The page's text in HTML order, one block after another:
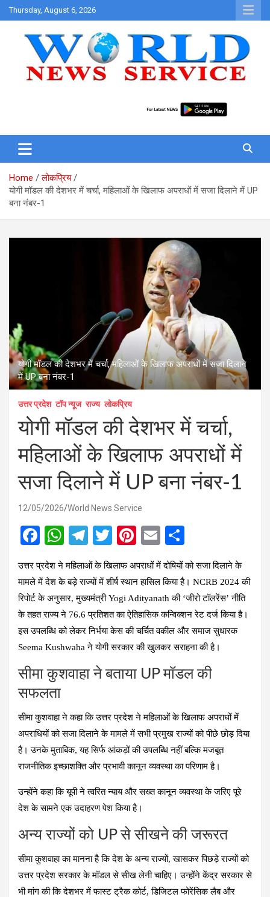
Skip
to
Thursday, August 6, 2026
Home
लोकप्रिय
योगी मॉडल की देशभर में चर्चा, महिलाओं के खिलाफ अपराधों में सजा दिलाने में UP
बना नंबर-1
योगी मॉडल की देशभर में चर्चा, महिलाओं के खिलाफ अपराधों में सजा दिलाने
में UP बना नंबर-1
उत्तर प्रदेश टॉप न्यूज राज्य लोकप्रिय
योगी मॉडल की देशभर में चर्चा,
महिलाओं के खिलाफ अपराधों में
सजा दिलाने में UP बना नंबर-1
12/05/2026 World News Service
F
a
ce
b
o
o
k
W
h
at
s
A
p
p
T
el
e
gr
a
m
T
tt
er
Pi
nt
er
es
t
E
m
ail
h
ar
e
उत्तर प्रदेश ने महिलाओं के खिलाफ अपराधों में दोषियों को सजा दिलाने के
मामले में देश के बड़े राज्यों में शीर्ष स्थान हासिल किया है। NCRB 2024 की
रिपोर्ट के अनुसार, मुख्यमंत्री Yogi Adityanath की ‘जीरो टॉलरेंस’ नीति
के तहत राज्य ने 76.6 प्रतिशत का ऐतिहासिक कन्विक्शन रेट दर्ज किया है।
इस उपलब्धि को लेकर निर्भया केस की चर्चित वकील और समाज सुधारक
Seema Kushwaha ने योगी सरकार की खुलकर सराहना की है।
सीमा कुशवाहा ने बताया UP मॉडल की
सफलता
सीमा कुशवाहा ने कहा कि उत्तर प्रदेश ने महिलाओं के खिलाफ अपराधों में
अपराधियों को सजा दिलाने के मामले में सभी प्रमुख राज्यों को पीछे छोड़ दिया
है। उनके मुताबिक, यह सिर्फ आंकड़ों की उपलब्धि नहीं बल्कि मजबूत
राजनीतिक इच्छाशक्ति और प्रभावी कानून व्यवस्था का परिणाम है।
उन्होंने कहा कि यूपी ने त्वरित न्याय और सख्त कानून व्यवस्था के जरिए पूरे
देश के सामने एक उदाहरण पेश किया है।
अन्य राज्यों को UP से सीखने की जरूरत
सीमा कुशवाहा का मानना है कि देश के अन्य राज्यों, खासकर पिछड़े राज्यों को
उत्तर प्रदेश सरकार के मॉडल से सीख लेनी चाहिए। उन्होंने केंद्र सरकार से
भी मांग की कि देशभर में फास्ट ट्रैक कोर्ट, डिजिटल फोरेंसिक लैब और